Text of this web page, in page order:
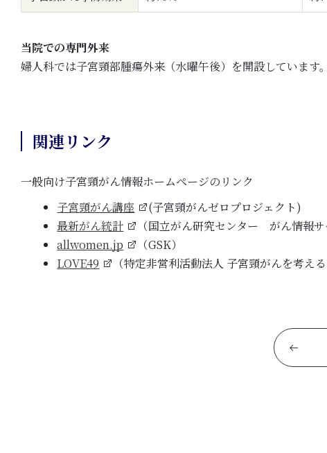
当院での専門外来
婦人科では子宮頸部腫瘍外来（水曜午後）を開設しています
関連リンク
一般向け子宮頸がん情報ホームページのリンク
子宮頸がん講座
(子宮頸がんゼロプロジェクト)
最新がん統計
（国立がん研究センター がん情報サ
allwomen.jp
（GSK）
LOVE49
（特定非営利活動法人 子宮頸がんを考える